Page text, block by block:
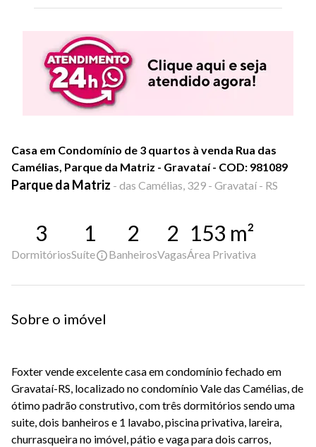
Casa em Condomínio de 3 quartos à venda Rua das
Camélias, Parque da Matriz - Gravataí - COD: 981089
Parque da Matriz - das Camélias, 329 - Gravataí - RS
3
Dormitórios
1
Suíte
2
Banheiros
2
Vagas
153 m²
Área Privativa
Sobre o imóvel
Foxter vende excelente casa em condomínio fechado em
Gravataí-RS, localizado no condomínio Vale das Camélias, de
ótimo padrão construtivo, com três dormitórios sendo uma
suite, dois banheiros e 1 lavabo, piscina privativa, lareira,
churrasqueira no imóvel, pátio e vaga para dois carros,